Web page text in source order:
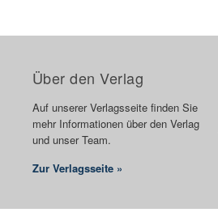
Über den Verlag
Auf unserer Verlagsseite finden Sie
mehr Informationen über den Verlag
und unser Team.
Zur Verlagsseite »